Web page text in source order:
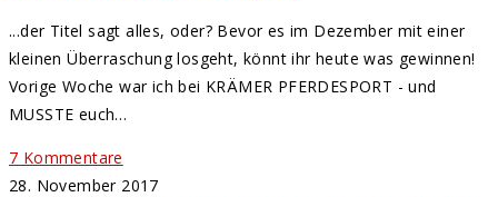
...der Titel sagt alles, oder? Bevor es im Dezember mit einer
kleinen Überraschung losgeht, könnt ihr heute was gewinnen!
Vorige Woche war ich bei KRÄMER PFERDESPORT - und
MUSSTE euch…
7 Kommentare
28. November 2017